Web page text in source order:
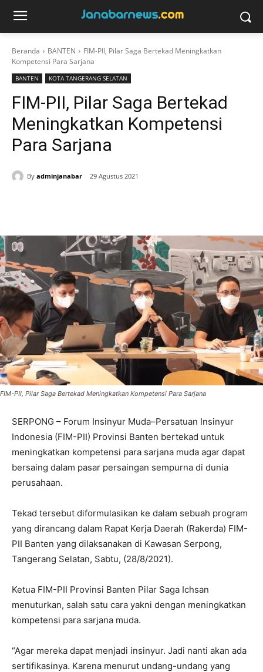
Beranda BANTEN
FIM-PII, Pilar Saga Bertekad Meningkatkan
Kompetensi Para Sarjana
BANTEN KOTA TANGERANG SELATAN
FIM-PII, Pilar Saga Bertekad
Meningkatkan Kompetensi
Para Sarjana
By adminjanabar 29 Agustus 2021
FIM-PII, Pilar Saga Bertekad Meningkatkan Kompetensi Para Sarjana
SERPONG – Forum Insinyur Muda–Persatuan Insinyur
Indonesia (FIM-PII) Provinsi Banten bertekad untuk
meningkatkan kompetensi para sarjana muda agar dapat
bersaing dalam pasar persaingan sempurna di dunia
perusahaan.
Tekad tersebut diformulasikan ke dalam sebuah program
yang dirancang dalam Rapat Kerja Daerah (Rakerda) FIM-
PII Banten yang dilaksanakan di Kawasan Serpong,
Tangerang Selatan, Sabtu, (28/8/2021).
Ketua FIM-PII Provinsi Banten Pilar Saga Ichsan
menuturkan, salah satu cara yakni dengan meningkatkan
kompetensi para sarjana muda.
“Agar mereka dapat menjadi insinyur. Jadi nanti akan ada
sertifikasinya. Karena menurut undang-undang yang